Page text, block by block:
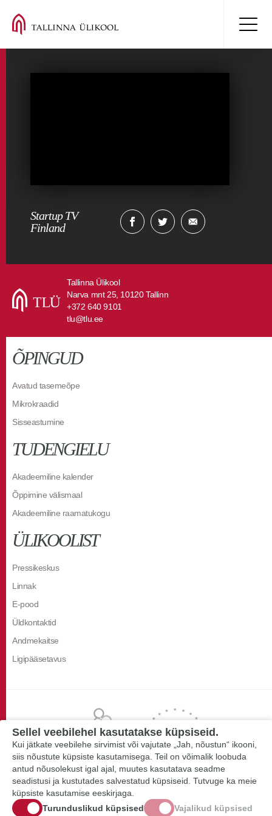
Startup TV
Finland
Tallinna Ülikool
Narva mnt 25, 10120 Tallinn
+372 640 9101
tlu@tlu.ee
ÕPINGUD
Avatud tasemeõpe
Mikrokraadid
Sisseastumine
TUDENGIELU
Akadeemiline kalender
Õppimine välismaal
Akadeemiline raamatukogu
ÜLIKOOLIST
Pressikeskus
Linnak
E-pood
Üldkontaktid
Andmekaitse
Ligipääsetavus
Sellel veebilehel kasutatakse küpsiseid.
Kui jätkate veebilehe sirvimist või vajutate „Jah, nõustun“ ikooni,
siis nõustute küpsiste kasutamisega. Teil on võimalik loobuda
antud nõusolekust igal ajal, muutes kasutatava seadme
seadistusi ja kustutades salvestatud küpsiseid. Tutvuge ka meie
küpsiste kasutamise eeskirjaga.
Turunduslikud küpsised
Vajalikud küpsised